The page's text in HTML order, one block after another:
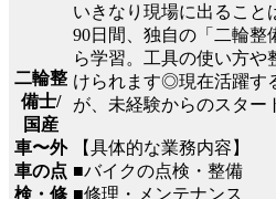
二輪整
備士/
国産
車〜外
車の点
検・修
いきなり現場に出ること
90日間、独自の「二輪整
ら学習。工具の使い方や
けられます◎現在活躍す
が、未経験からのスター
【具体的な業務内容】
■バイクの点検・整備
■修理・メンテナンス